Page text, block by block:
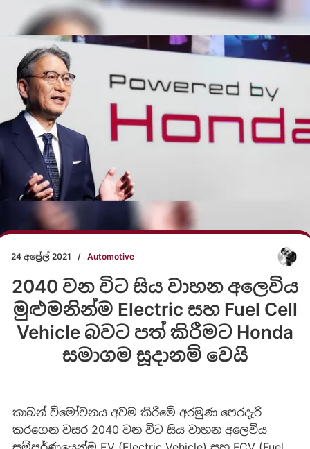
24 අප්‍රේල් 2021 / Automotive
2040 වන විට සිය වාහන අලෙවිය
මුළුමනින්ම Electric සහ Fuel Cell
Vehicle බවට පත් කිරීමට Honda
සමාගම සූදානම් වෙයි
කාබන් විමෝචනය අවම කිරීමේ අරමුණ පෙරදැරි
කරගෙන වසර 2040 වන විට සිය වාහන අලෙවිය